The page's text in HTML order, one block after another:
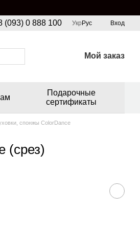
(093) 0 888 100 Укр Рус Вход
Мой заказ
Подарочные
сертификаты
спонжы ColorDance
(срез)